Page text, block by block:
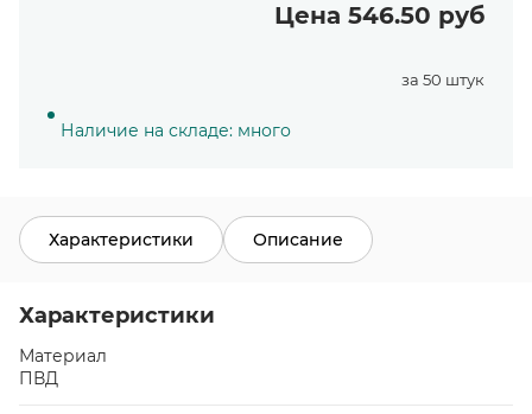
Цена 546.50 руб
за 50 штук
Наличие на складе: много
Характеристики Описание
Характеристики
Материал
ПВД